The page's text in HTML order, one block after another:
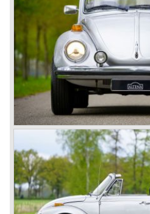
engines grew from 1131 cc. up
European production run.
In the year 1948 a Volkswagen
convertible was introduced
Osnabrück Germany. This
European production was
Between the years 1949 and
Beetle convertible was built by
was a two seater convertible.
convertible was built 696 times.
The Volkswagen Beetle would
sixties and seventies of the
the famous 'Herbie' movies in
'Herbie' was playing the leading
The Volkswagen Beetle is still
The cars are only available on
and are fitted with a modern
engine.
From 1938 on over 20 million
been produced; a world record